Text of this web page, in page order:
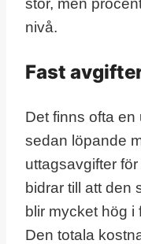
stor, men
nivå.
Fast
Det finns ofta
sedan löpande
uttagsavgifter
bidrar till att den
blir mycket hög
Den totala